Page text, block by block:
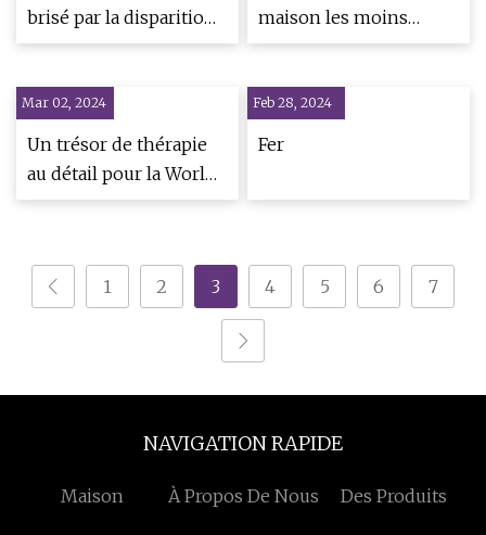
brisé par la disparition
de Wilko
maison les moins
chers et les plus
de
Mar 02, 2024
Un trésor de thérapie
au détail pour la World
Princess Week
Feb 28, 2024
Fer
1 2 3 4 5 6 7
NAVIGATION RAPIDE
Maison À Propos De Nous Des Produits